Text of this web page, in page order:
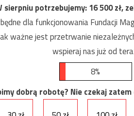
sierpniu potrzebujemy:16 500zł,
dla funkcjonowania Fundacji
ważne jest przetrwanie
wspieraj nas już od
8%
dobrą robotę? Nie czekaj